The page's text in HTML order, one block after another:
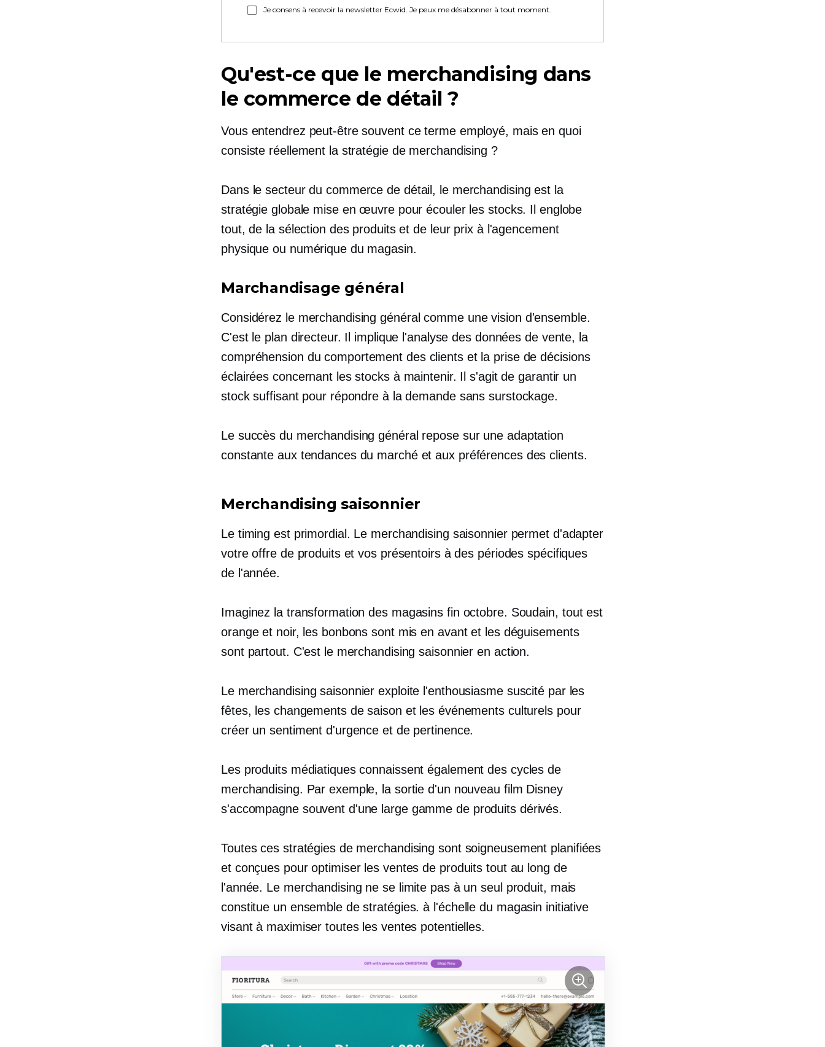
Je consens à recevoir la newsletter Ecwid. Je peux me désabonner à tout moment.
Qu'est-ce que le merchandising dans
le commerce de détail ?
Vous entendrez peut-être souvent ce terme employé, mais en quoi
consiste réellement la stratégie de merchandising ?
Dans le secteur du commerce de détail, le merchandising est la
stratégie globale mise en œuvre pour écouler les stocks. Il englobe
tout, de la sélection des produits et de leur prix à l'agencement
physique ou numérique du magasin.
Marchandisage général
Considérez le merchandising général comme une vision d'ensemble.
C'est le plan directeur. Il implique l'analyse des données de vente, la
compréhension du comportement des clients et la prise de décisions
éclairées concernant les stocks à maintenir. Il s'agit de garantir un
stock suffisant pour répondre à la demande sans surstockage.
Le succès du merchandising général repose sur une adaptation
constante aux tendances du marché et aux préférences des clients.
Merchandising saisonnier
Le timing est primordial. Le merchandising saisonnier permet d'adapter
votre offre de produits et vos présentoirs à des périodes spécifiques
de l'année.
Imaginez la transformation des magasins fin octobre. Soudain, tout est
orange et noir, les bonbons sont mis en avant et les déguisements
sont partout. C'est le merchandising saisonnier en action.
Le merchandising saisonnier exploite l'enthousiasme suscité par les
fêtes, les changements de saison et les événements culturels pour
créer un sentiment d'urgence et de pertinence.
Les produits médiatiques connaissent également des cycles de
merchandising. Par exemple, la sortie d'un nouveau film Disney
s'accompagne souvent d'une large gamme de produits dérivés.
Toutes ces stratégies de merchandising sont soigneusement planifiées
et conçues pour optimiser les ventes de produits tout au long de
l'année. Le merchandising ne se limite pas à un seul produit, mais
constitue un ensemble de stratégies.à l'échelle du magasin initiative
visant à maximiser toutes les ventes potentielles.